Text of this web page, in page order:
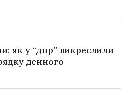
як у “днр” викреслили
денного